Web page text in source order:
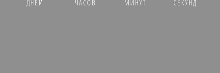
ДНЕЙ ЧАСОВ МИНУТ СЕКУНД